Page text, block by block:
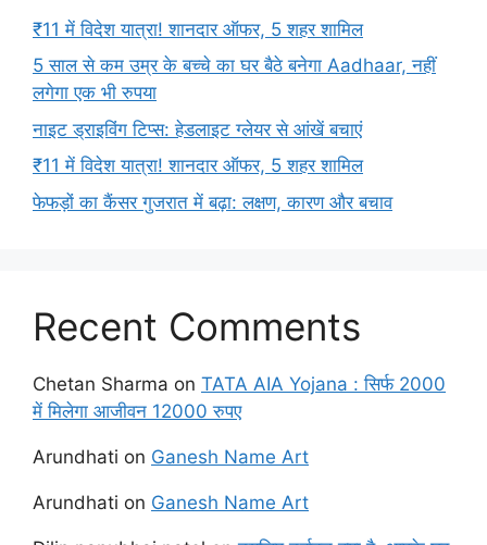
₹11 में विदेश यात्रा! शानदार ऑफर, 5 शहर शामिल
5 साल से कम उम्र के बच्चे का घर बैठे बनेगा Aadhaar, नहीं
लगेगा एक भी रुपया
नाइट ड्राइविंग टिप्स: हेडलाइट ग्लेयर से आंखें बचाएं
₹11 में विदेश यात्रा! शानदार ऑफर, 5 शहर शामिल
फेफड़ों का कैंसर गुजरात में बढ़ा: लक्षण, कारण और बचाव
Recent Comments
Chetan Sharma on TATA AIA Yojana : सिर्फ 2000
में मिलेगा आजीवन 12000 रुपए
Arundhati on Ganesh Name Art
Arundhati on Ganesh Name Art